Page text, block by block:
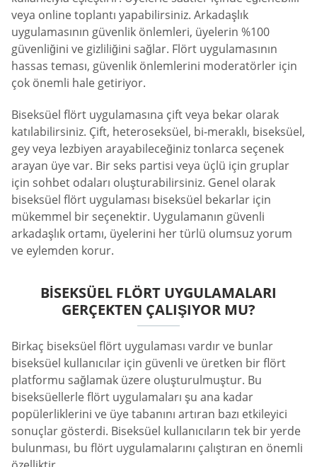
veya online toplantı yapabilirsiniz. Arkadaşlık
uygulamasının güvenlik önlemleri, üyelerin %100
güvenliğini ve gizliliğini sağlar. Flört uygulamasının
hassas teması, güvenlik önlemlerini moderatörler için
çok önemli hale getiriyor.
Biseksüel flört uygulamasına çift veya bekar olarak
katılabilirsiniz. Çift, heteroseksüel, bi-meraklı, biseksüel,
gey veya lezbiyen arayabileceğiniz tonlarca seçenek
arayan üye var. Bir seks partisi veya üçlü için gruplar
için sohbet odaları oluşturabilirsiniz. Genel olarak
biseksüel flört uygulaması biseksüel bekarlar için
mükemmel bir seçenektir. Uygulamanın güvenli
arkadaşlık ortamı, üyelerini her türlü olumsuz yorum
ve eylemden korur.
BISEKSÜEL FLÖRT UYGULAMALARI
GERÇEKTEN ÇALIŞIYOR MU?
Birkaç biseksüel flört uygulaması vardır ve bunlar
biseksüel kullanıcılar için güvenli ve üretken bir flört
platformu sağlamak üzere oluşturulmuştur. Bu
biseksüellerle flört uygulamaları şu ana kadar
popülerliklerini ve üye tabanını artıran bazı etkileyici
sonuçlar gösterdi. Biseksüel kullanıcıların tek bir yerde
bulunması, bu flört uygulamalarını çalıştıran en önemli